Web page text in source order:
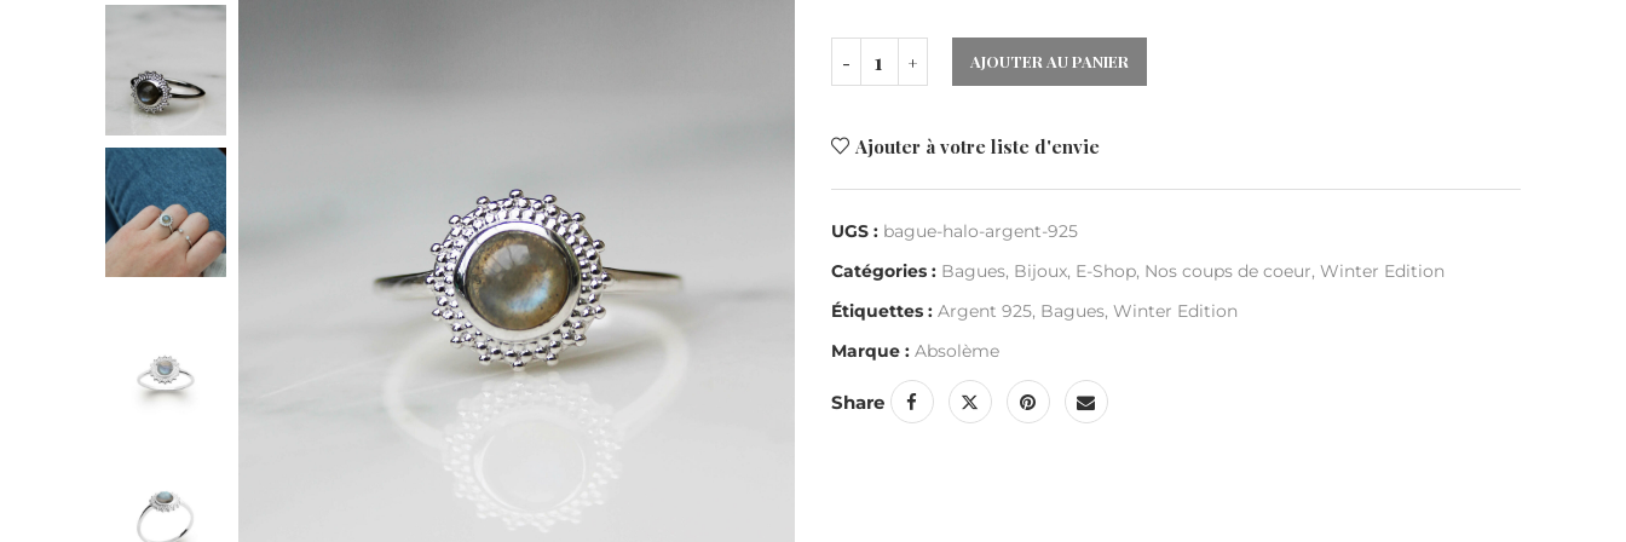
AJOUTER AU PANIER
Ajouter à votre liste d'envie
UGS : bague-halo-argent-925
Catégories : Bagues, Bijoux, E-Shop, Nos coups de coeur, Winter Edition
Étiquettes : Argent 925, Bagues, Winter Edition
Marque : Absolème
Share